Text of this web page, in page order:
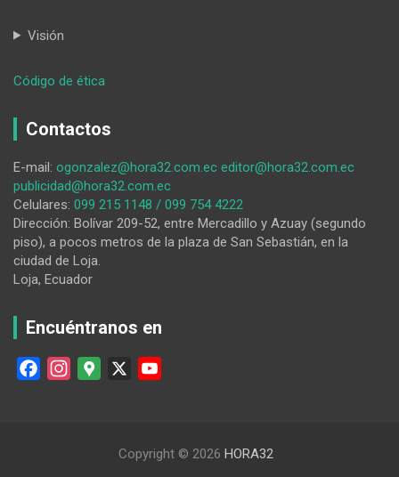
Visión
Código de ética
de
del
alcalde
Franco
Quezada
origina
Contactos
E-mail: ogonzalez@hora32.com.ec editor@hora32.com.ec
publicidad@hora32.com.ec
Celulares: 099 215 1148 / 099 754 4222
Dirección: Bolívar 209-52, entre Mercadillo y Azuay (segundo
piso), a pocos metros de la plaza de San Sebastián, en la
ciudad de Loja.
Loja, Ecuador
Encuéntranos en
u
Copyright © 2026 HORA32